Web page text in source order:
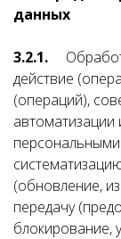
данных
3.2.1.
действие
(операций),
автоматизации
(обновление,
передачу
блокирование,